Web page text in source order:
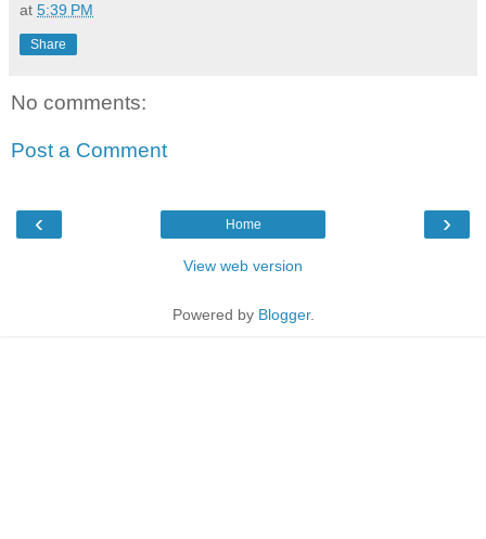
at 5:39 PM
Share
No comments:
Post a Comment
‹ ›
Home
View web version
Powered by Blogger.